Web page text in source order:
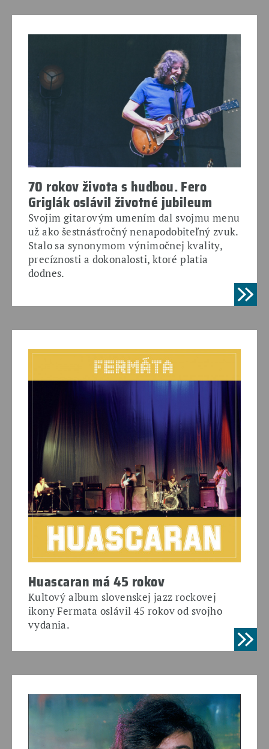
70 rokov života s hudbou. Fero
Griglák oslávil životné jubileum
Svojim gitarovým umením dal svojmu menu
už ako šestnásťročný nenapodobiteľný zvuk.
Stalo sa synonymom výnimočnej kvality,
precíznosti a dokonalosti, ktoré platia
dodnes.
Huascaran má 45 rokov
Kultový album slovenskej jazz rockovej
ikony Fermata oslávil 45 rokov od svojho
vydania.